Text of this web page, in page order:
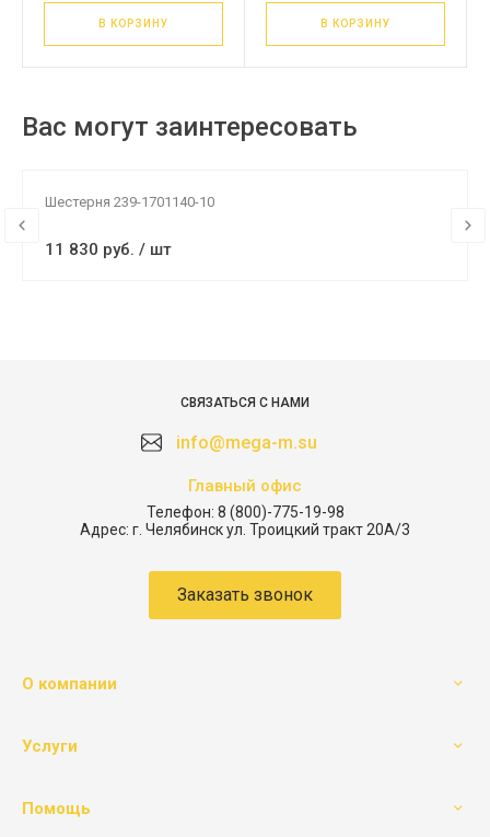
В КОРЗИНУ В КОРЗИНУ
Вас могут заинтересовать
Шестерня 239-1701140-10
11 830 руб. / шт
СВЯЗАТЬСЯ С НАМИ
info@mega-m.su
Главный офис
Телефон: 8 (800)-775-19-98
Адрес: г. Челябинск ул. Троицкий тракт 20А/3
Заказать звонок
О компании
Услуги
Помощь